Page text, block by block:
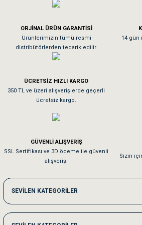
Köpeğim bayıldı hediyeler için teşekkürler
As**** Tu******
Tavşanım kafesinin kalitesine ve paketlemesine
Sa**** On******
Kedilerim beğeniyorlar. Memnunuz. Uygun fiyatta
Me***** Ya******
Akşam verdiğim sipariş bir sonraki gün elime
ORJİNAL ÜRÜN GARANTİSİ
Ürünlerimizin tümü resmi
distribütörlerden tedarik edilir.
14 gün
ÜCRETSİZ HIZLI KARGO
350 TL ve üzeri alışverişlerde geçerli
ücretsiz kargo.
GÜVENLİ ALIŞVERİŞ
SSL Sertifikası ve 3D ödeme ile güvenli
alışveriş.
Sizin
SEVİLEN KATEGORİLER